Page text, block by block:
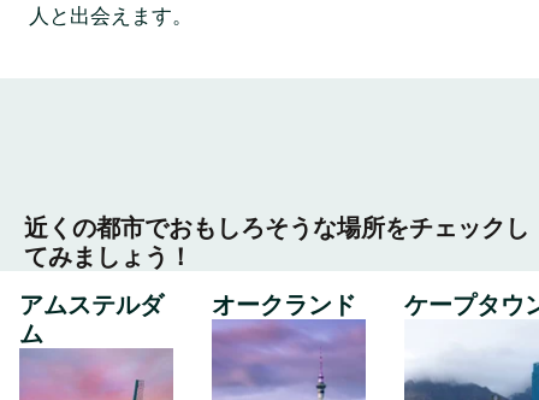
人と出会えます。
近くの都市でおもしろそうな場所をチェックし
てみましょう！
アムステルダ
ム
オークランド ケープタウ